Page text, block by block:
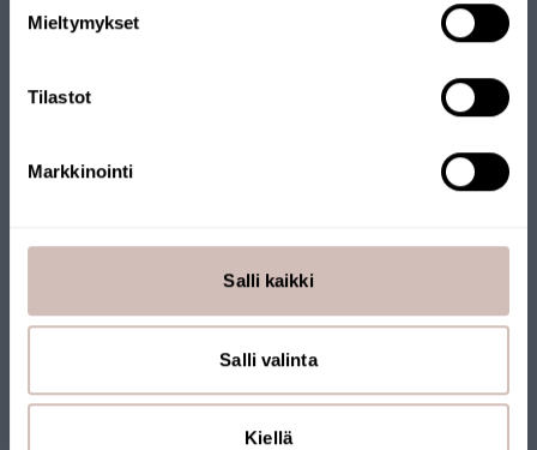
Mieltymykset
Tilastot
Markkinointi
Salli kaikki
Salli valinta
Kiellä
EENVOUDIG
Beoordelingen
Vragen